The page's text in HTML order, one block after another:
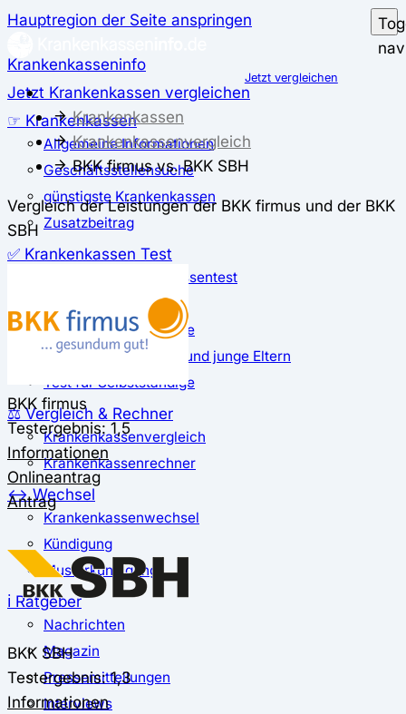
Hauptregion der Seite anspringen
Krankenkasseninfo
Jetzt Krankenkassen vergleichen
☞ Krankenkassen
Allgemeine Informationen
Geschäftsstellensuche
günstigste Krankenkassen
Zusatzbeitrag
✅ Krankenkassen Test
Der große Krankenkassentest
Test für Studierende
Test für Auszubildende
Test für Schwangere und junge Eltern
Test für Selbstständige
⚖️ Vergleich & Rechner
Krankenkassenvergleich
Krankenkassenrechner
↔ Wechsel
Krankenkassenwechsel
Kündigung
Musterkündigung
ℹ Ratgeber
Nachrichten
Magazin
Pressemitteilungen
Interviews
Jetzt vergleichen
Krankenkassen
Krankenkassenvergleich
BKK firmus vs. BKK SBH
Vergleich der Leistungen der BKK firmus und der BKK
SBH
BKK firmus
Testergebnis: 1,5
Informationen
Onlineantrag
Antrag
BKK SBH
Testergebnis: 1,3
Informationen